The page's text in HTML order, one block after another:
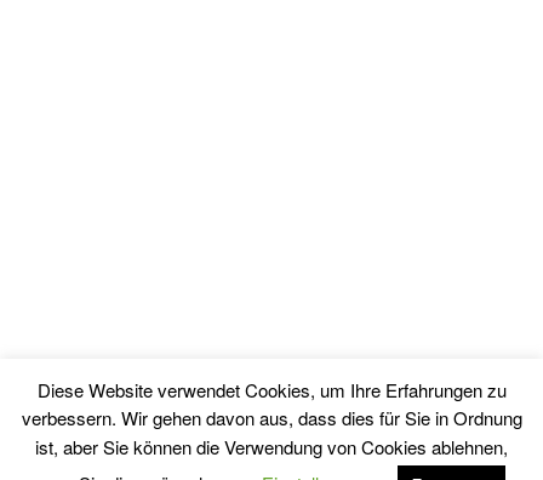
© Copyright - Finanzgeschichten.com / Matthias Schmitt - ISSN 3054-
5196
Diese Website verwendet Cookies, um Ihre Erfahrungen zu
verbessern. Wir gehen davon aus, dass dies für Sie in Ordnung
ist, aber Sie können die Verwendung von Cookies ablehnen,